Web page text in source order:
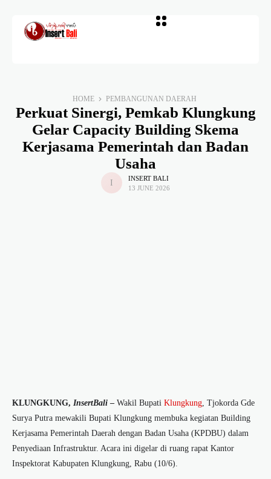
HOME PEMBANGUNAN DAERAH
Perkuat Sinergi, Pemkab Klungkung
Gelar Capacity Building Skema
Kerjasama Pemerintah dan Badan
Usaha
INSERT BALI
13 JUNE 2026
KLUNGKUNG, InsertBali – Wakil Bupati Klungkung, Tjokorda Gde
Surya Putra mewakili Bupati Klungkung membuka kegiatan Building
Kerjasama Pemerintah Daerah dengan Badan Usaha (KPDBU) dalam
Penyediaan Infrastruktur. Acara ini digelar di ruang rapat Kantor
Inspektorat Kabupaten Klungkung, Rabu (10/6).